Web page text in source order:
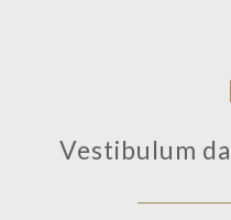
Vestibulum